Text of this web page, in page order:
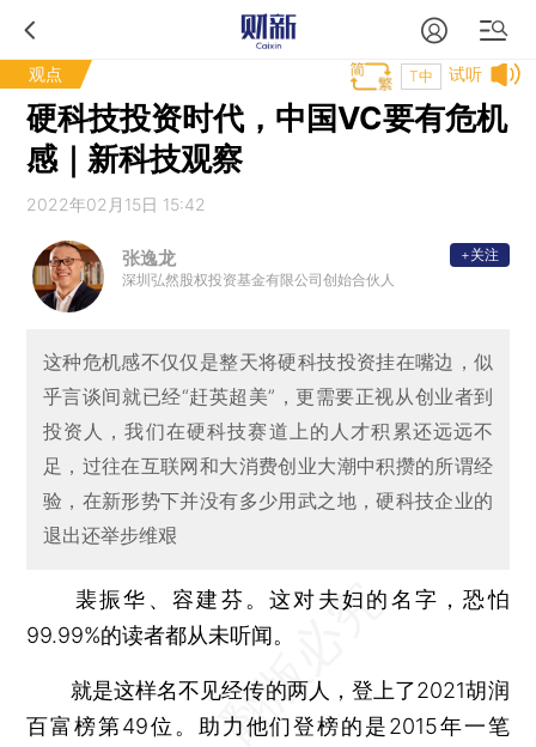
观点 试听
T中
硬科技投资时代，中国VC要有危机
感｜新科技观察
2022年02月15日 15:42
张逸龙
深圳弘然股权投资基金有限公司创始合伙人
+关注
这种危机感不仅仅是整天将硬科技投资挂在嘴边，似
乎言谈间就已经“赶英超美”，更需要正视从创业者到
投资人，我们在硬科技赛道上的人才积累还远远不
足，过往在互联网和大消费创业大潮中积攒的所谓经
验，在新形势下并没有多少用武之地，硬科技企业的
退出还举步维艰
裴振华、容建芬。这对夫妇的名字，恐怕
99.99%的读者都从未听闻。
就是这样名不见经传的两人，登上了2021胡润
百富榜第49位。助力他们登榜的是2015年一笔